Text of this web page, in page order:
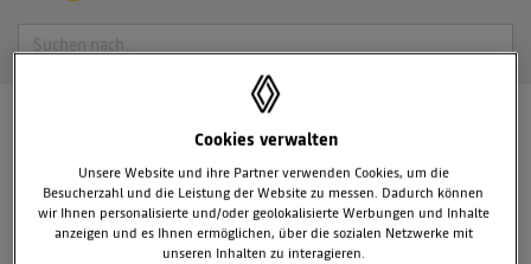
Suche
PRESSEMITTEILUNGEN
GENF 2020
Cookies verwalten
Unsere Website und ihre Partner verwenden Cookies, um die
Besucherzahl und die Leistung der Website zu messen. Dadurch können
wir Ihnen personalisierte und/oder geolokalisierte Werbungen und Inhalte
anzeigen und es Ihnen ermöglichen, über die sozialen Netzwerke mit
unseren Inhalten zu interagieren.